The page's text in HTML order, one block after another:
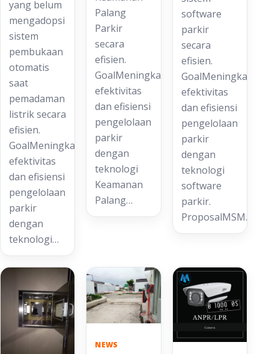
yang belum
mengadopsi
sistem
pembukaan
otomatis
saat
pemadaman
listrik secara
efisien.
GoalMeningkatkan
efektivitas
dan efisiensi
pengelolaan
parkir
dengan
teknologi…
Palang
Parkir
secara
efisien.
GoalMeningkatkan
efektivitas
dan efisiensi
pengelolaan
parkir
dengan
teknologi
Keamanan
Palang…
software
parkir
secara
efisien.
GoalMeningkatkan
efektivitas
dan efisiensi
pengelolaan
parkir
dengan
teknologi
software
parkir.
ProposalMSM…
NEWS